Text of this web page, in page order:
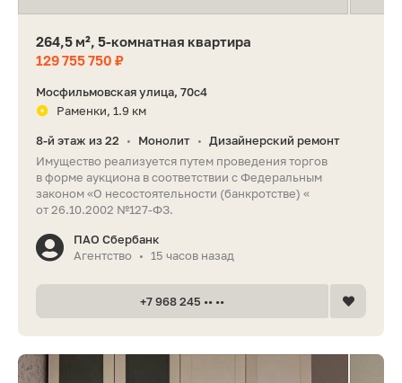
264,5 м², 5-комнатная квартира
129 755 750 ₽
Мосфильмовская улица, 70с4
Раменки, 1.9 км
8-й этаж из 22 • Монолит • Дизайнерский ремонт
Имущество реализуется путем проведения торгов
в форме аукциона в соответствии с Федеральным
законом «О несостоятельности (банкротстве) «
от 26.10.2002 №127-ФЗ.
ПАО Сбербанк
Агентство
• 15 часов назад
+7 968 245 •• ••